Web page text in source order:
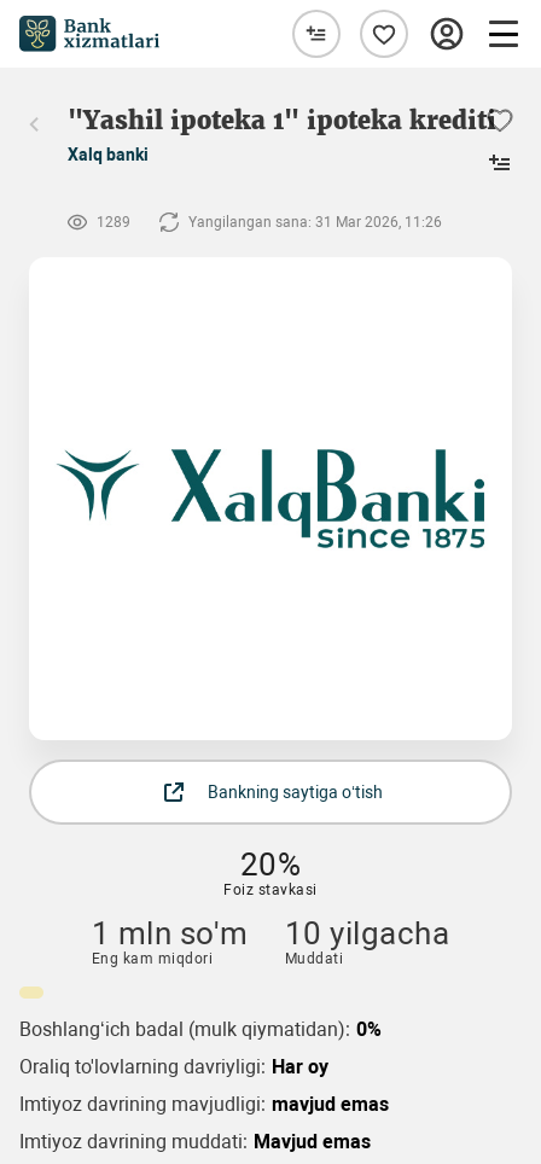
"Yashil ipoteka 1" ipoteka krediti
Xalq banki
1289 Yangilangan sana: 31 Mar 2026, 11:26
Bankning saytiga o‘tish
20%
Foiz stavkasi
1 mln so'm
Eng kam miqdori
10 yilgacha
Muddati
Boshlang‘ich badal (mulk qiymatidan): 0%
Oraliq to'lovlarning davriyligi: Har oy
Imtiyoz davrining mavjudligi: mavjud emas
Imtiyoz davrining muddati: Mavjud emas